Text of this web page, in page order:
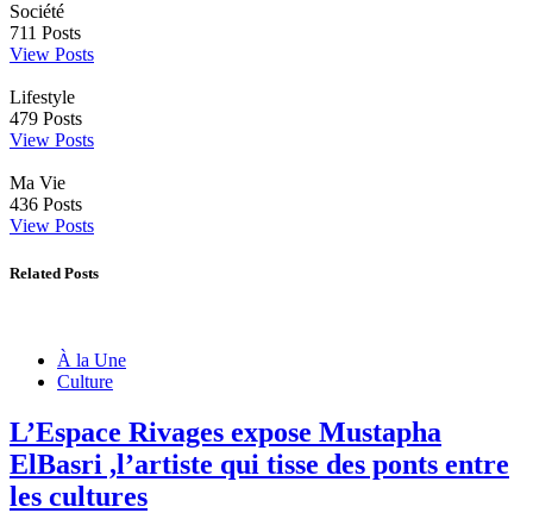
Société
711 Posts
View Posts
Lifestyle
479 Posts
View Posts
Ma Vie
436 Posts
View Posts
Related Posts
À la Une
Culture
L’Espace Rivages expose Mustapha
ElBasri ,l’artiste qui tisse des ponts entre
les cultures